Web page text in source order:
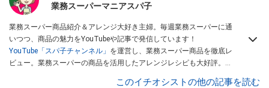
業務スーパーマニアスパ子
業務スーパー商品紹介＆アレンジ大好き主婦。毎週業務スーパーに通
いつつ、商品の魅力をYouTubeや記事で発信しています！
YouTube「スパ子チャンネル」 を運営し、業務スーパー商品を徹底レ
ビュー。業務スーパーの商品を活用したアレンジレシピも大好評。時
このイチオシストの他の記事を読む